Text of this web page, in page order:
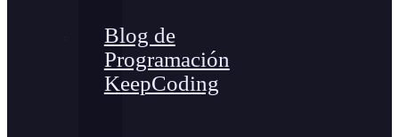
Blog de
Programación
KeepCoding